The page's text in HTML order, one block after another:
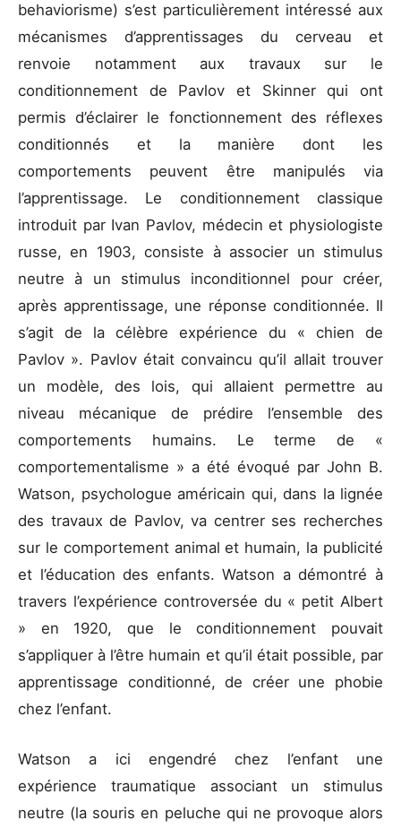
behaviorisme) s’est particulièrement intéressé aux
mécanismes d’apprentissages du cerveau et
renvoie notamment aux travaux sur le
conditionnement de Pavlov et Skinner qui ont
permis d’éclairer le fonctionnement des réflexes
conditionnés et la manière dont les
comportements peuvent être manipulés via
l’apprentissage. Le conditionnement classique
introduit par Ivan Pavlov, médecin et physiologiste
russe, en 1903, consiste à associer un stimulus
neutre à un stimulus inconditionnel pour créer,
après apprentissage, une réponse conditionnée. Il
s’agit de la célèbre expérience du « chien de
Pavlov ». Pavlov était convaincu qu’il allait trouver
un modèle, des lois, qui allaient permettre au
niveau mécanique de prédire l’ensemble des
comportements humains. Le terme de «
comportementalisme » a été évoqué par John B.
Watson, psychologue américain qui, dans la lignée
des travaux de Pavlov, va centrer ses recherches
sur le comportement animal et humain, la publicité
et l’éducation des enfants. Watson a démontré à
travers l’expérience controversée du « petit Albert
» en 1920, que le conditionnement pouvait
s’appliquer à l’être humain et qu’il était possible, par
apprentissage conditionné, de créer une phobie
chez l’enfant.
Watson a ici engendré chez l’enfant une
expérience traumatique associant un stimulus
neutre (la souris en peluche qui ne provoque alors